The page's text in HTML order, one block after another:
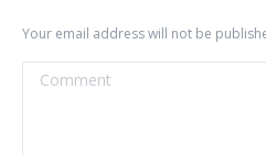
Your email address will not be
Comment